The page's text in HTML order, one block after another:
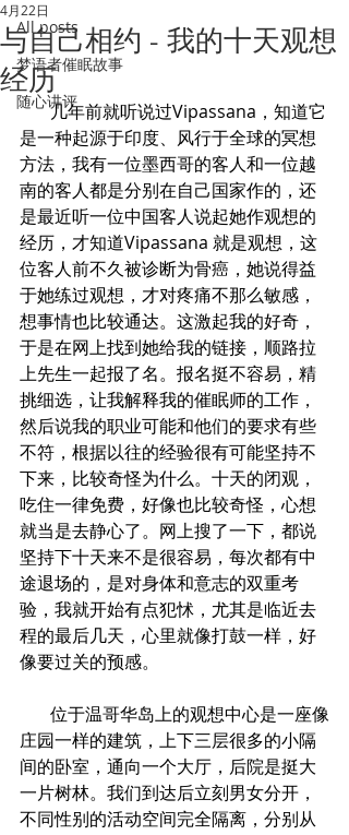
All posts
梦语者催眠故事
随心讲评
与自己相约 - 我的十天观想
经历
4月22日
几年前就听说过Vipassana，知道它
是一种起源于印度、风行于全球的冥想
方法，我有一位墨西哥的客人和一位越
南的客人都是分别在自己国家作的，还
是最近听一位中国客人说起她作观想的
经历，才知道Vipassana 就是观想，这
位客人前不久被诊断为骨癌，她说得益
于她练过观想，才对疼痛不那么敏感，
想事情也比较通达。这激起我的好奇，
于是在网上找到她给我的链接，顺路拉
上先生一起报了名。报名挺不容易，精
挑细选，让我解释我的催眠师的工作，
然后说我的职业可能和他们的要求有些
不符，根据以往的经验很有可能坚持不
下来，比较奇怪为什么。十天的闭观，
吃住一律免费，好像也比较奇怪，心想
就当是去静心了。网上搜了一下，都说
坚持下十天来不是很容易，每次都有中
途退场的，是对身体和意志的双重考
验，我就开始有点犯怵，尤其是临近去
程的最后几天，心里就像打鼓一样，好
像要过关的预感。
位于温哥华岛上的观想中心是一座像
庄园一样的建筑，上下三层很多的小隔
间的卧室，通向一个大厅，后院是挺大
一片树林。我们到达后立刻男女分开，
不同性别的活动空间完全隔离，分别从